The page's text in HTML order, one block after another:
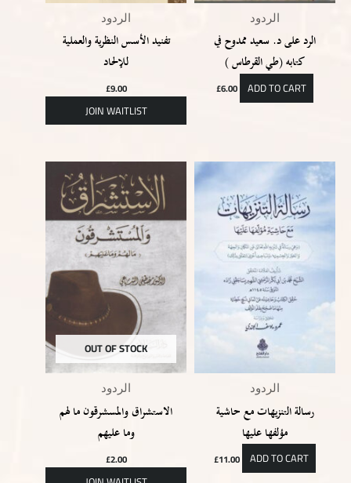
الردود
تفنيد الأسس النظرية والعملية
للإلحاد
£9.00
الردود
الرد على د. سعيد ممدوح في
كتابه (طي القرطاس )
£6.00 ADD TO CART
OUT OF STOCK
الردود
الاستشراق والمسشرقون ما لهم
وما عليهم
£2.00
الردود
رسالة التنزيهات مع حاشية
مؤلفها عليها
£11.00 ADD TO CART